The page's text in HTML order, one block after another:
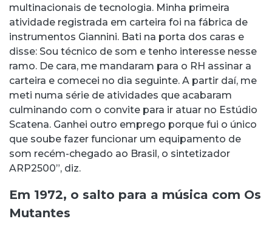
multinacionais de tecnologia. Minha primeira
atividade registrada em carteira foi na fábrica de
instrumentos Giannini. Bati na porta dos caras e
disse: Sou técnico de som e tenho interesse nesse
ramo. De cara, me mandaram para o RH assinar a
carteira e comecei no dia seguinte. A partir daí, me
meti numa série de atividades que acabaram
culminando com o convite para ir atuar no Estúdio
Scatena. Ganhei outro emprego porque fui o único
que soube fazer funcionar um equipamento de
som recém-chegado ao Brasil, o sintetizador
ARP2500”, diz.
Em 1972, o salto para a música com Os
Mutantes